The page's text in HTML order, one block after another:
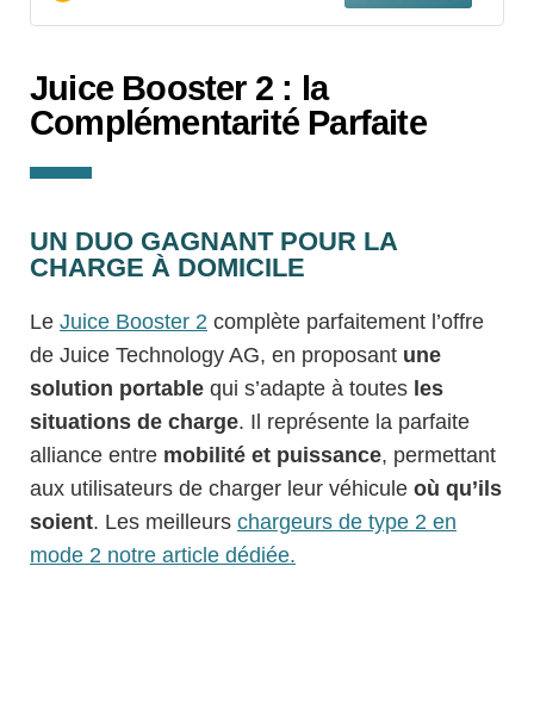
Juice Booster 2 : la
Complémentarité Parfaite
UN DUO GAGNANT POUR LA
CHARGE À DOMICILE
Le Juice Booster 2 complète parfaitement l’offre
de Juice Technology AG, en proposant une
solution portable qui s’adapte à toutes les
situations de charge. Il représente la parfaite
alliance entre mobilité et puissance, permettant
aux utilisateurs de charger leur véhicule où qu’ils
soient. Les meilleurs chargeurs de type 2 en
mode 2 notre article dédiée.